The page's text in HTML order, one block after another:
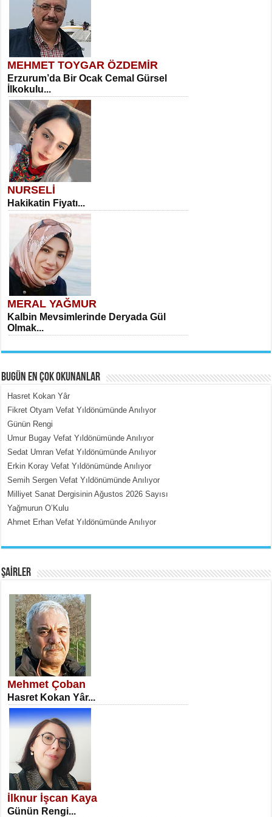
MEHMET TOYGAR ÖZDEMİR
Erzurum’da Bir Ocak Cemal Gürsel
İlkokulu...
NURSELİ
Hakikatin Fiyatı...
MERAL YAĞMUR
Kalbin Mevsimlerinde Deryada Gül
Olmak...
MEHMET ÇOBAN
İçerdeki Put Dışardaki Maskeler...
SATILMIŞ ÜMİT ÇETİNKAYA
Erkenlik...
NECLA DİLEK ARSLAN
Öğretmenler Günü Mahkemesi...
BUGÜN EN ÇOK OKUNANLAR
Hasret Kokan Yâr
Fikret Otyam Vefat Yıldönümünde Anılıyor
Günün Rengi
Umur Bugay Vefat Yıldönümünde Anılıyor
Sedat Umran Vefat Yıldönümünde Anılıyor
Erkin Koray Vefat Yıldönümünde Anılıyor
Semih Sergen Vefat Yıldönümünde Anılıyor
Milliyet Sanat Dergisinin Ağustos 2026 Sayısı
Yağmurun O’Kulu
Ahmet Erhan Vefat Yıldönümünde Anılıyor
ŞAİRLER
Mehmet Çoban
Hasret Kokan Yâr...
İlknur İşcan Kaya
Günün Rengi...